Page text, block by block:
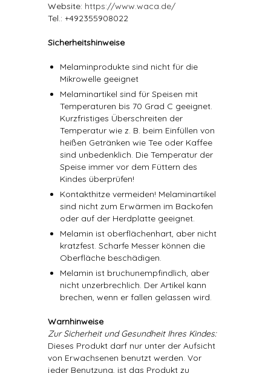
Website: https://www.waca.de/
Tel.: +492355908022
Sicherheitshinweise
Melaminprodukte sind nicht für die
Mikrowelle geeignet
Melaminartikel sind für Speisen mit
Temperaturen bis 70 Grad C geeignet.
Kurzfristiges Überschreiten der
Temperatur wie z. B. beim Einfüllen von
heißen Getränken wie Tee oder Kaffee
sind unbedenklich. Die Temperatur der
Speise immer vor dem Füttern des
Kindes überprüfen!
Kontakthitze vermeiden! Melaminartikel
sind nicht zum Erwärmen im Backofen
oder auf der Herdplatte geeignet.
Melamin ist oberflächenhart, aber nicht
kratzfest. Scharfe Messer können die
Oberfläche beschädigen.
Melamin ist bruchunempfindlich, aber
nicht unzerbrechlich. Der Artikel kann
brechen, wenn er fallen gelassen wird.
Warnhinweise
Zur Sicherheit und Gesundheit Ihres Kindes:
Dieses Produkt darf nur unter der Aufsicht
von Erwachsenen benutzt werden. Vor
jeder Benutzung, ist das Produkt zu